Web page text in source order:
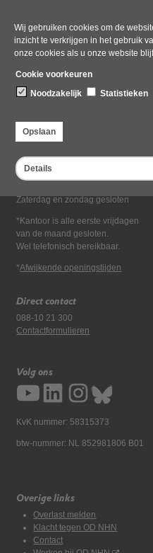
Wij gebruiken cookies om de
inzicht te verkrijgen in het gebruik
onze cookies als u onze website
Cookie voorkeuren
Noodzakelijk
Statistieken
Opslaan
Details
Bezoekadres
Dampten 2, 1624 NR Hoorn
Postbus 2095, 1620 EB Hoorn
Openingstijden kantoor
Maandag tot en met vrijdag*
van 08:00 tot 16:30
Zaterdag en zondag gesloten
*Kantoor is alle eerste vrijdagen
van de maand gesloten.
Wel telefonisch bereikbaar.
*Afwijkende openingstijden
Direct contact
088-10 21 300
Contactformulieren
Volg ons
KvK nummer: 58315373
btw-nummer: NL 852981806 B01
Overige links
Overlast melden
Klacht tegen OD NHN
Contact